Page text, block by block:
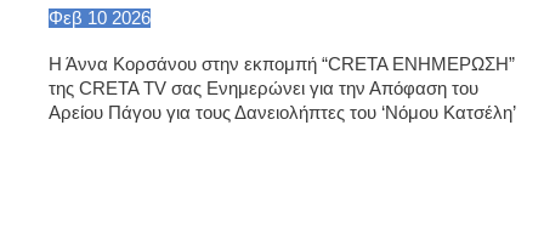
Φεβ 10 2026
Η Άννα Κορσάνου στην εκπομπή “CRETA ΕΝΗΜΕΡΩΣΗ”
της CRETA TV σας Ενημερώνει για την Απόφαση του
Αρείου Πάγου για τους Δανειολήπτες του ‘Νόμου Κατσέλη’